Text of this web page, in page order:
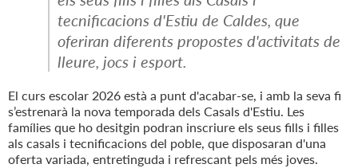
tecnificacions d'Estiu de Caldes, que
oferiran diferents propostes d'activitats de
lleure, jocs i esport.
El curs escolar 2026 està a punt d'acabar-se, i amb la seva fi
s’estrenarà la nova temporada dels Casals d'Estiu. Les
famílies que ho desitgin podran inscriure els seus fills i filles
als casals i tecnificacions del poble, que disposaran d'una
oferta variada, entretinguda i refrescant pels més joves.